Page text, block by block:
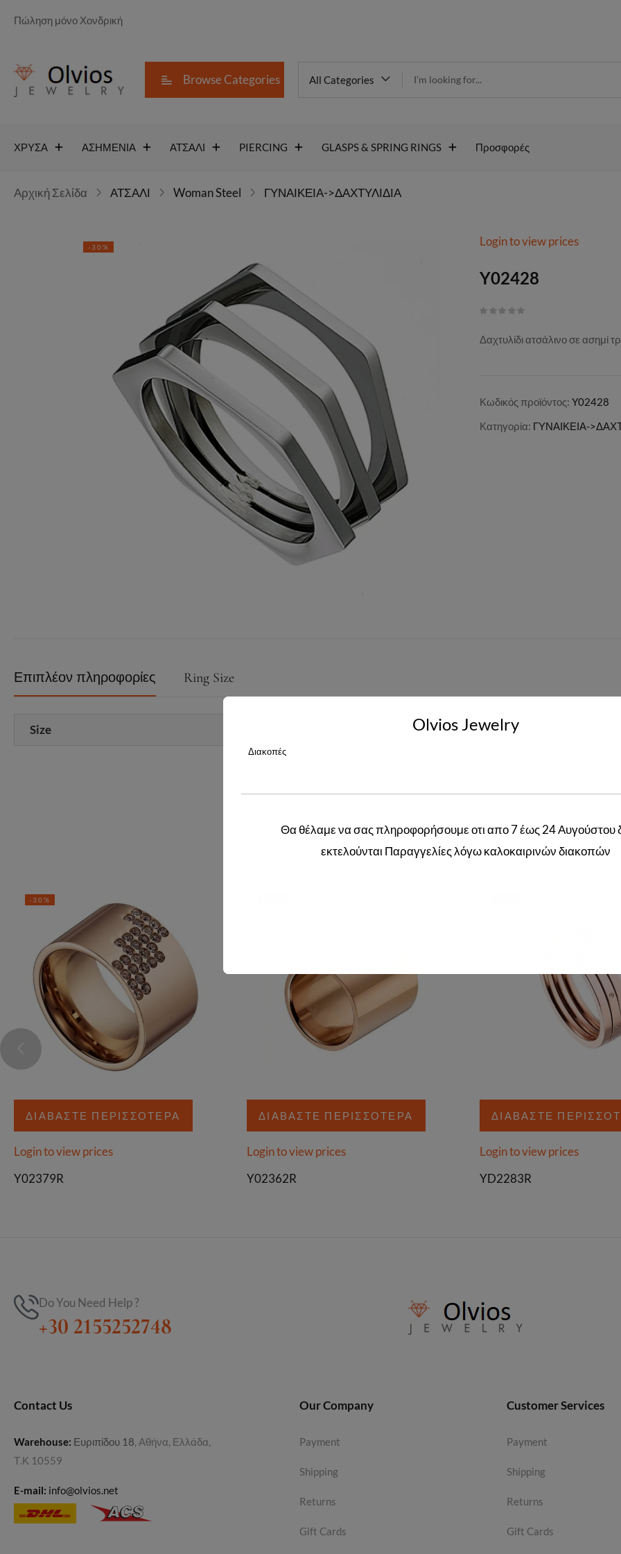
Πώληση μόνο Χονδρική
Browse Categories All Categories
ΧΡΥΣΑ ΑΣΗΜΕΝΙΑ ΑΤΣΑΛΙ PIERCING GLASPS & SPRING RINGS Προσφορές
Αρχική Σελίδα ΑΤΣΑΛΙ Woman Steel ΓΥΝΑΙΚΕΙΑ->ΔΑΧΤΥΛΙΔΙΑ
Y02428
-30% Login to view prices
Y02428
Δαχτυλίδι ατσάλινο σε ασημί
Κωδικός προϊόντος: Y02428
Κατηγορία: ΓΥΝΑΙΚΕΙΑ-
Επιπλέον πληροφορίες Ring Size
Size 52,57 ,60
Related products
-30%
ΔΙΑΒΆΣΤΕ ΠΕΡΙΣΣΌΤΕΡΑ
Login to view prices
Y02379R
ΔΙΑΒΆΣΤΕ ΠΕΡΙΣΣΌΤΕΡΑ
Login to view prices
Y02362R
ΔΙΑΒΆΣΤΕ
Login to view prices
YD2283R
Do You Need Help ?
+30 2155252748
Contact Us
Warehouse: Ευριπίδου 18, Αθήνα, Ελλάδα,
Τ.Κ 10559
E-mail: info@olvios.net
Our Company
Payment
Shipping
Returns
Gift Cards
Customer Services
Payment
Shipping
Returns
Gift Cards
Olvios Jewelry
Διακοπές
Θα θέλαμε να σας πληροφορήσουμε οτι απο 7 έως 24 Αυγούστου
εκτελούνται Παραγγελίες λόγω καλοκαιρινών διακοπών